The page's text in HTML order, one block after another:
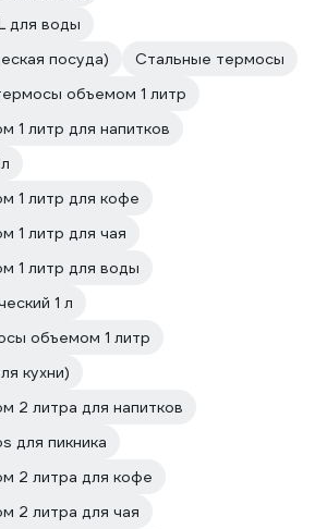
для воды
посуда)
Стальные термосы
объемом 1 литр
1 литр для напитков
1 литр для кофе
1 литр для чая
1 литр для воды
1 л
объемом 1 литр
кухни)
2 литра для напитков
для пикника
2 литра для кофе
2 литра для чая